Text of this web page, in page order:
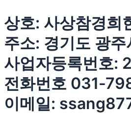
상호: 사상참경희
주소: 경기도 광
사업자등록번호
전화번호 031-
이메일: